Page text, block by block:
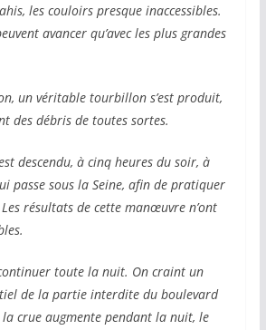
les couloirs presque inaccessibles.
avancer qu’avec les plus grandes
un véritable tourbillon s’est produit,
des débris de toutes sortes.
descendu, à cinq heures du soir, à
passe sous la Seine, afin de pratiquer
Les résultats de cette manœuvre n’ont
toute la nuit. On craint un
de la partie interdite du boulevard
crue augmente pendant la nuit, le